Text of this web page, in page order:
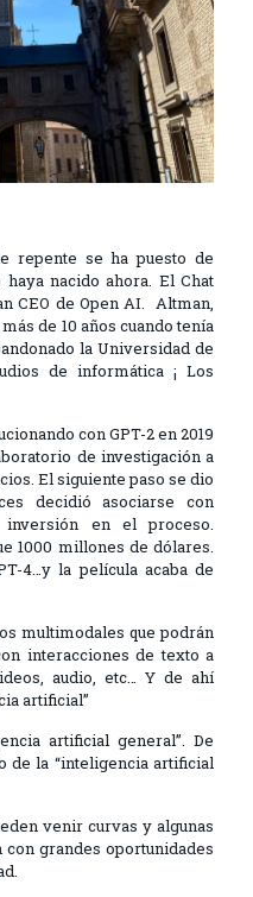
repente se ha puesto de
nacido ahora. El Chat
CEO de Open AI. Altman,
de 10 años cuando tenía
la Universidad de
de informática ¡ Los
con GPT-2 en 2019
de investigación a
El siguiente paso se dio
decidió asociarse con
en el proceso.
1000 millones de dólares.
4…y la película acaba de
multimodales que podrán
interacciones de texto a
audio, etc… Y de ahí
artificial”
artificial general”. De
de la “inteligencia artificial
venir curvas y algunas
grandes oportunidades